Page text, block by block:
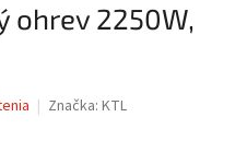
ohrev 2250W,
Značka: KTL